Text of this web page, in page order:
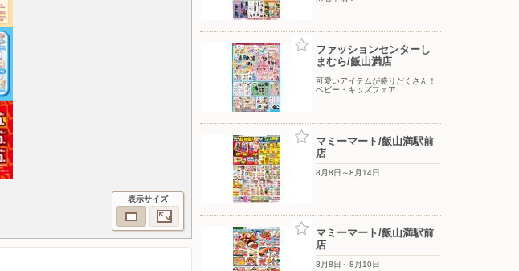
表示サイズ
ファッションセンターし
まむら/飯山満店
可愛いアイテムが盛りだくさん！
ベビー・キッズフェア
マミーマート/飯山満駅前
店
8月8日～8月14日
マミーマート/飯山満駅前
店
8月8日～8月10日